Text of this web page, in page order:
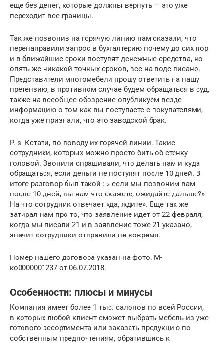
еще без денег, которые должны вернуть — это уже
переходит все границы.
Так же позвонив на горячую линию нам сказали, что
перенаправили запрос в бухгалтерию почему до сих пор
и в ближайшие сроки поступят денежные средства, но
опять же никакой точных сроков, все на воде писано.
Представители многомебели прошу ответить на нашу
претензию, в противном случае будем обращаться в суд,
также на всеобщее обозрение опубликуем везде
информацию о том как вы поступаете с покупателями,
когда уже признали, что это заводской брак.
P. s. Кстати, по поводу их горячей линии. Такие
сотрудники, которых можно просто бить об стенку
головой. Звонили спрашивали, что делать нам и куда
обращаться, если деньги не поступят после 10 дней. В
итоге разговор был такой : » если мы позвоним вам
после 10 дней, вы нам что скажете, ожидайте дальше?»
На что сотрудник отвечает «да, ждите». Еще так же
затирал нам про то, что заявление идет от 22 февраля,
когда мы писали 21 и в заявление тоже 21 указано,
значит сотрудники отправили не вовремя.
Номер нашего договора указан на фото. М-
ко0000001237 от 06.07.2018.
Особенности: плюсы и минусы
Компания имеет более 1 тыс. салонов по всей России,
в которых любой клиент сможет выбрать мебель из уже
готового ассортимента или заказать продукцию по
собственным предпочтениям, обратившись к